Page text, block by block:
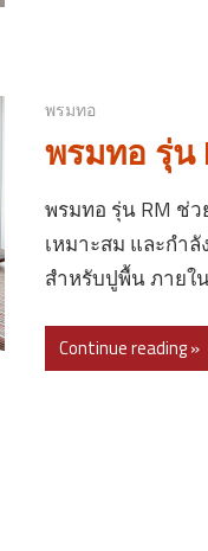
พรมทอ
พรมทอ รุ่น
พรมทอ รุ่น RM ช่
เหมาะสม และกำ
สำหรับปูพื้น ภายใ
Continue reading »